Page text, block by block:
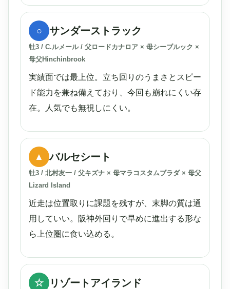
○ サンダーストラック
牡3 / C.ルメール / 父ロードカナロア × 母シーブルック ×
母父Hinchinbrook
実績面では最上位。立ち回りのうまさとスピー
ド能力を兼ね備えており、今回も崩れにくい存
在。人気でも無視しにくい。
▲ バルセシート
牡3 / 北村友一 / 父キズナ × 母マラコスタムブラダ × 母父
Lizard Island
近走は位置取りに課題を残すが、末脚の質は通
用していい。阪神外回りで早めに進出する形な
ら上位圏に食い込める。
☆ リゾートアイランド